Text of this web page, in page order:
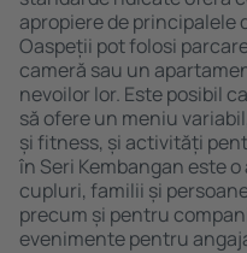
apropiere de principalele
Oaspeții pot folosi
cameră sau un
nevoilor lor. Este posibil
să ofere un meniu
și fitness, și activități
în Seri Kembangan este
cupluri, familii și
precum și pentru
evenimente pentru